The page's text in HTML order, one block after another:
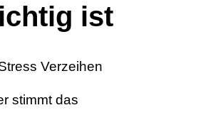
ist
stimmt das